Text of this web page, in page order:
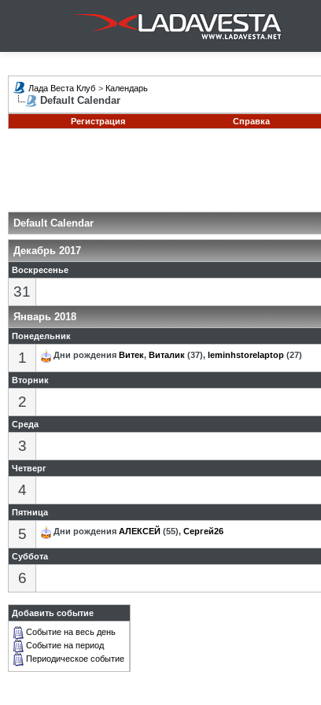
Лада Веста Клуб > Календарь
Default Calendar
Регистрация
Справка
Default Calendar
Декабрь 2017
Воскресенье
31
Январь 2018
Понедельник
1 Дни рождения Витек, Виталик (37), leminhstorelaptop (27)
Вторник
2
Среда
3
Четверг
4
Пятница
5 Дни рождения АЛЕКСЕЙ (55), Сергей26
Суббота
6
Добавить событие
Событие на весь день
Событие на период
Периодическое событие